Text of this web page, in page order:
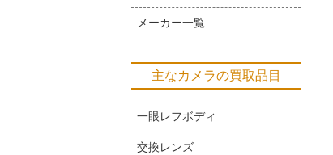
メーカー一覧
主なカメラの買取品目
一眼レフボディ
交換レンズ